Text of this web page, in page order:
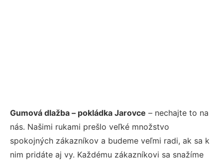
Gumová dlažba – pokládka Jarovce – nechajte to na
nás. Našimi rukami prešlo veľké množstvo
spokojných zákazníkov a budeme veľmi radi, ak sa k
nim pridáte aj vy. Každému zákazníkovi sa snažíme